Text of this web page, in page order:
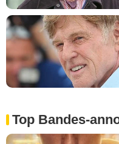
Top Bandes-